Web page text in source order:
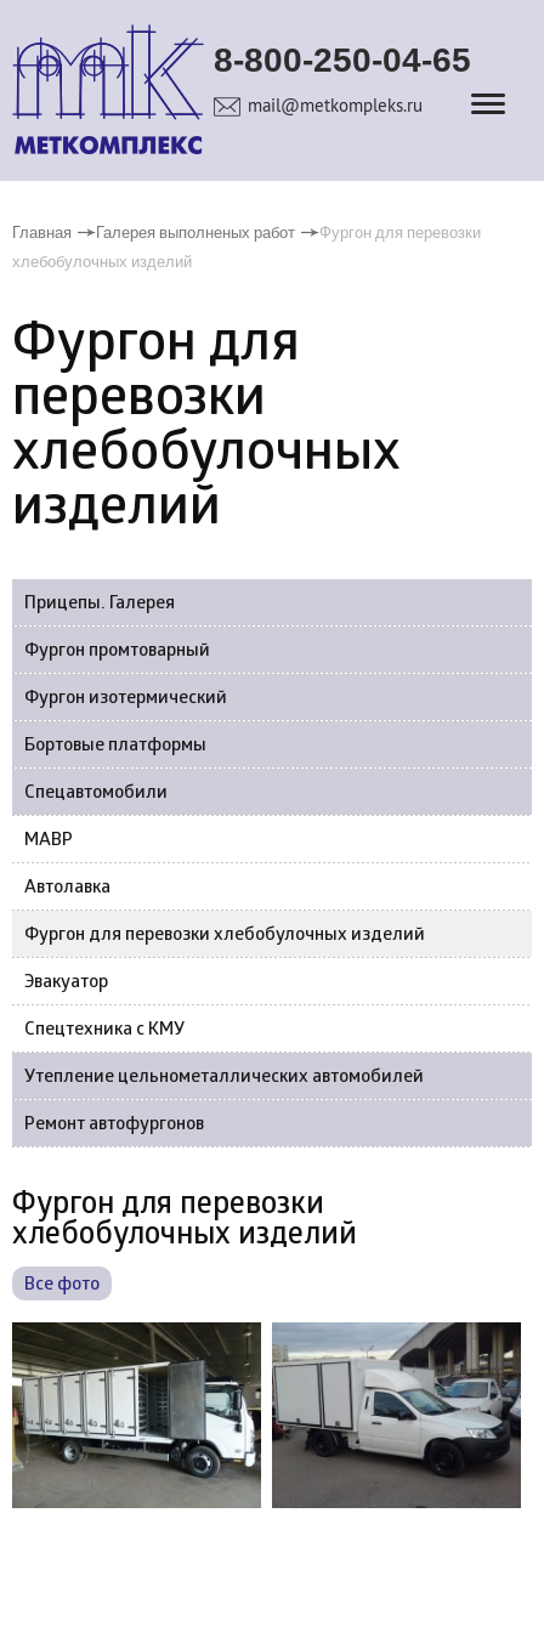
8-800-250-04-65
mail@metkompleks.ru
Главная Галерея выполненых работ
Фургон для перевозки
хлебобулочных изделий
Фургон для
перевозки
хлебобулочных
изделий
Прицепы. Галерея
Фургон промтоварный
Фургон изотермический
Бортовые платформы
Спецавтомобили
МАВР
Автолавка
Фургон для перевозки хлебобулочных изделий
Эвакуатор
Спецтехника с КМУ
Утепление цельнометаллических автомобилей
Ремонт автофургонов
Фургон для перевозки
хлебобулочных изделий
Все фото